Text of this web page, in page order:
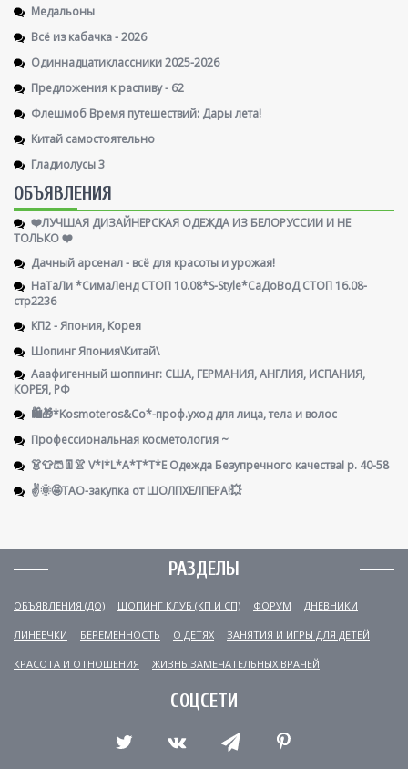
Медальоны
Всё из кабачка - 2026
Одиннадцатиклассники 2025-2026
Предложения к распиву - 62
Флешмоб Время путешествий: Дары лета!
Китай самостоятельно
Гладиолусы 3
ОБЪЯВЛЕНИЯ
❤️ЛУЧШАЯ ДИЗАЙНЕРСКАЯ ОДЕЖДА ИЗ БЕЛОРУССИИ И НЕ
ТОЛЬКО ❤️
Дачный арсенал - всё для красоты и урожая!
НаТаЛи *СимаЛенд СТОП 10.08*S-Style*СаДоВоД СТОП 16.08-
стр2236
КП2 - Япония, Корея
Шопинг Япония\Китай\
Ааафигенный шоппинг: США, ГЕРМАНИЯ, АНГЛИЯ, ИСПАНИЯ,
КОРЕЯ, РФ
🛍️🎁*Kosmoteros&Co*-проф.уход для лица, тела и волос
Профессиональная косметология ~
👗👕🩳👖👚 V*I*L*A*T*T*E Одежда Безупречного качества! р. 40-58
✌️🌞🤩ТАО-закупка от ШОЛПХЕЛПЕРА!💥
РАЗДЕЛЫ
ОБЪЯВЛЕНИЯ (ДО) ШОПИНГ КЛУБ (КП И СП) ФОРУМ ДНЕВНИКИ
ЛИНЕЕЧКИ БЕРЕМЕННОСТЬ О ДЕТЯХ ЗАНЯТИЯ И ИГРЫ ДЛЯ ДЕТЕЙ
КРАСОТА И ОТНОШЕНИЯ ЖИЗНЬ ЗАМЕЧАТЕЛЬНЫХ ВРАЧЕЙ
СОЦСЕТИ